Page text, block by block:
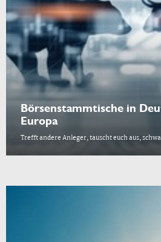
Börsenstammtische in
Europa
Trefft andere Anleger, tauscht euch aus,